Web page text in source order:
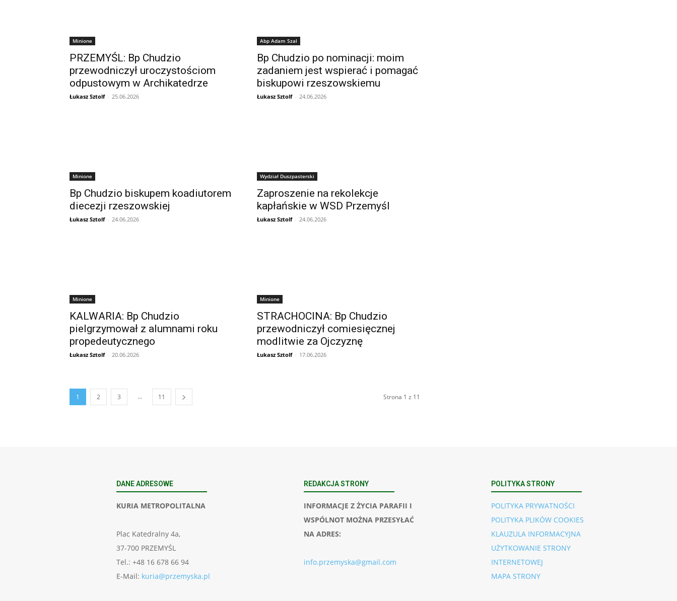
Minione
PRZEMYŚL: Bp Chudzio
przewodniczył uroczystościom
odpustowym w Archikatedrze
Łukasz Sztolf - 25.06.2026
Abp Adam Szal
Bp Chudzio po nominacji: moim
zadaniem jest wspierać i pomagać
biskupowi rzeszowskiemu
Łukasz Sztolf - 24.06.2026
Minione
Bp Chudzio biskupem koadiutorem
diecezji rzeszowskiej
Łukasz Sztolf - 24.06.2026
Wydział Duszpasterski
Zaproszenie na rekolekcje
kapłańskie w WSD Przemyśl
Łukasz Sztolf - 24.06.2026
Minione
KALWARIA: Bp Chudzio
pielgrzymował z alumnami roku
propedeutycznego
Łukasz Sztolf - 20.06.2026
Minione
STRACHOCINA: Bp Chudzio
przewodniczył comiesięcznej
modlitwie za Ojczyznę
Łukasz Sztolf - 17.06.2026
1 2 3 ... 11 Strona 1 z 11
DANE ADRESOWE
KURIA METROPOLITALNA
Plac Katedralny 4a,
37-700 PRZEMYŚL
Tel.: +48 16 678 66 94
E-Mail: kuria@przemyska.pl
REDAKCJA STRONY
INFORMACJE Z ŻYCIA PARAFII I
WSPÓLNOT MOŻNA PRZESYŁAĆ
NA ADRES:
info.przemyska@gmail.com
POLITYKA STRONY
POLITYKA PRYWATNOŚCI
POLITYKA PLIKÓW COOKIES
KLAUZULA INFORMACYJNA
UŻYTKOWANIE STRONY
INTERNETOWEJ
MAPA STRONY